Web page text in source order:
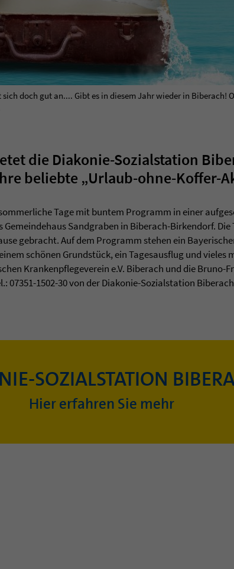
doch gut an.... Gibt es in diesem Jahr wieder in Biberach!
die Diakonie-Sozialstation
beliebte „Urlaub-ohne-Koffer-
Tage mit buntem Programm in einer
Sandgraben in Biberach-Birkendorf.
gebracht. Auf dem Programm stehen ein
schönen Grundstück, ein Tagesausflug und vieles
Krankenpflegeverein e.V. Biberach und die Bruno-
07351-1502-30 von der Diakonie-Sozialstation
SOZIALSTATION
Hier erfahren Sie mehr